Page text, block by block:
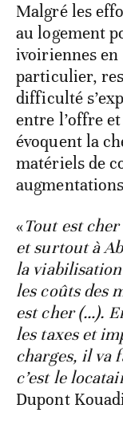
Malgré les
au logement
ivoiriennes en
particulier,
difficulté
entre l’offre
évoquent la
matériels de
«Tout est
et surtout à
la
les coûts des
est cher (…).
les taxes et
charges, il va
c’est le
Dupont